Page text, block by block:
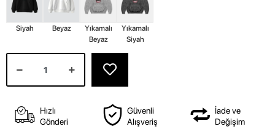
Siyah Beyaz
Yıkamalı
Beyaz
Yıkamalı
Siyah
Hızlı
Gönderi
Güvenli
Alışveriş
İade ve
Değişim